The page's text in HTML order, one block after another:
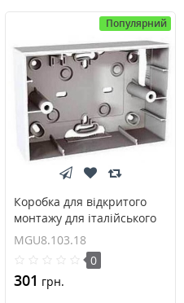
Популярний
Коробка для відкритого
монтажу для італійського
дизайну трьохмодульна
Unica MGU8.103.18
MGU8.103.18
0
301 грн.